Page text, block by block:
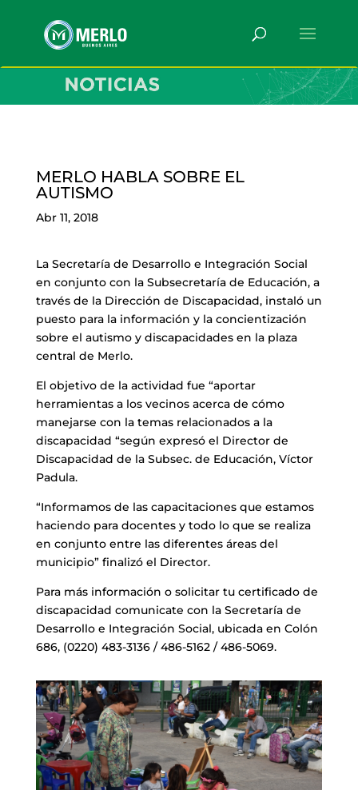
MERLO HABLA SOBRE EL
AUTISMO
Abr 11, 2018
La Secretaría de Desarrollo e Integración Social
en conjunto con la Subsecretaría de Educación, a
través de la Dirección de Discapacidad, instaló un
puesto para la información y la concientización
sobre el autismo y discapacidades en la plaza
central de Merlo.
El objetivo de la actividad fue “aportar
herramientas a los vecinos acerca de cómo
manejarse con la temas relacionados a la
discapacidad “según expresó el Director de
Discapacidad de la Subsec. de Educación, Víctor
Padula.
“Informamos de las capacitaciones que estamos
haciendo para docentes y todo lo que se realiza
en conjunto entre las diferentes áreas del
municipio” finalizó el Director.
Para más información o solicitar tu certificado de
discapacidad comunicate con la Secretaría de
Desarrollo e Integración Social, ubicada en Colón
686, (0220) 483-3136 / 486-5162 / 486-5069.